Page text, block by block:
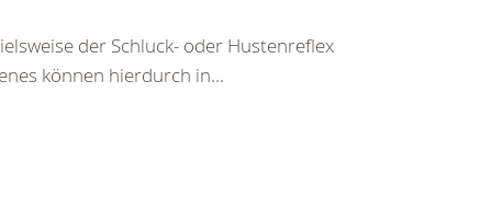
der Schluck- oder Hustenreflex
können hierdurch in...